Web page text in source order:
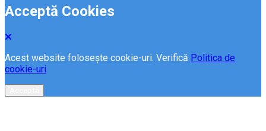
Acceptă Cookies
Acest website folosește cookie-uri. Verifică Politica de
cookie-uri